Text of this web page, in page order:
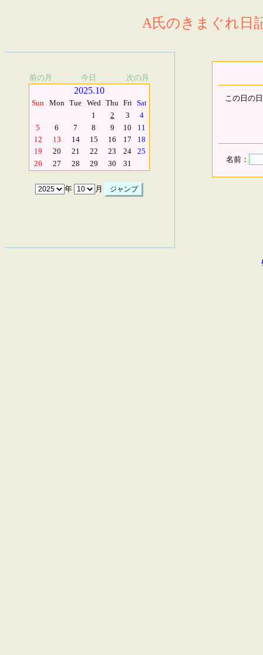
A氏のきまぐれ日
前の月 今日 次の月
2025.10
Sun Mon Tue Wed Thu Fri Sat
1
2 3
4
5
6 7 8 9 10
11
12
13 14 15 16 17
18
19
20 21 22 23 24
25
26
27 28 29 30 31
年 月
この日の
名前：